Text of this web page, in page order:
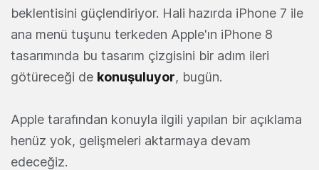
beklentisini güçlendiriyor. Hali hazırda iPhone 7 ile
ana menü tuşunu terkeden Apple'ın iPhone 8
tasarımında bu tasarım çizgisini bir adım ileri
götüreceği de konuşuluyor, bugün.
Apple tarafından konuyla ilgili yapılan bir açıklama
henüz yok, gelişmeleri aktarmaya devam
edeceğiz.